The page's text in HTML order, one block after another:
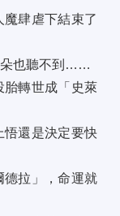
肆虐下結束了
朵也聽不到……
胎轉世成「史萊
悟還是決定要快
德拉」，命運就